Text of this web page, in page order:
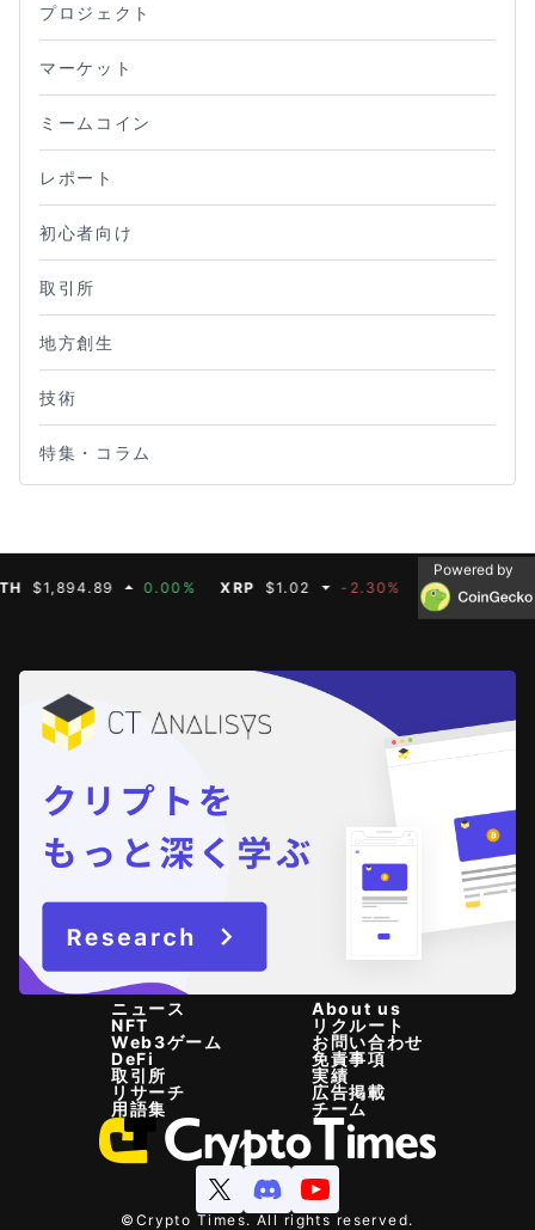
プロジェクト
マーケット
ミームコイン
レポート
初心者向け
取引所
地方創生
技術
特集・コラム
$1,894.89 0.00% XRP $1.02 -2.30% BNB $587.07
Powered by
ニュース
NFT
Web3ゲーム
DeFi
取引所
リサーチ
用語集
About us
リクルート
お問い合わせ
免責事項
実績
広告掲載
チーム
©Crypto Times. All rights reserved.